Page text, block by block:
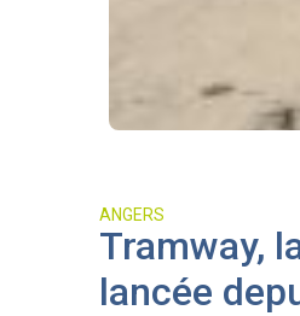
ANGERS
Tramway,
lancée